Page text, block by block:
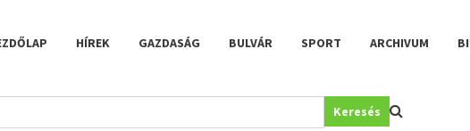
HÍREK GAZDASÁG BULVÁR SPORT ARCHIVUM
Keresés